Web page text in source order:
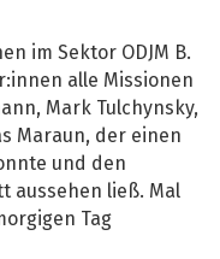
im Sektor ODJM B.
alle Missionen
Mark Tulchynsky,
Maraun, der einen
und den
aussehen ließ. Mal
Tag